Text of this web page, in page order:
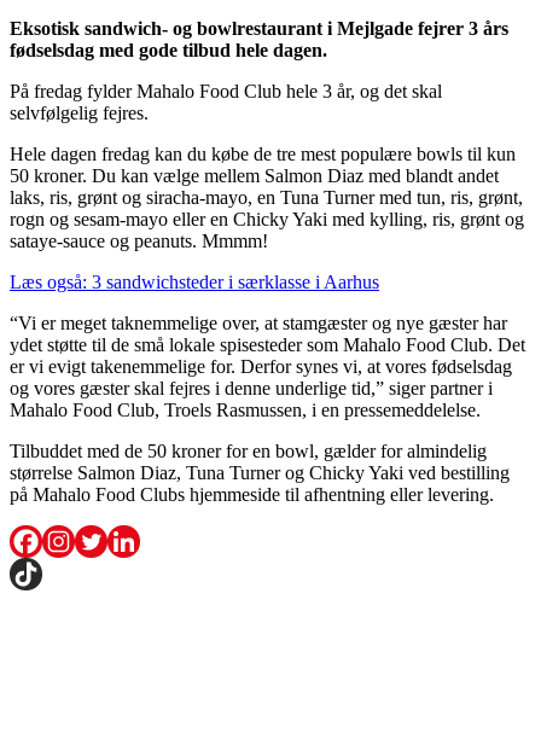
Eksotisk sandwich- og bowlrestaurant i Mejlgade fejrer 3 års
fødselsdag med gode tilbud hele dagen.
På fredag fylder Mahalo Food Club hele 3 år, og det skal
selvfølgelig fejres.
Hele dagen fredag kan du købe de tre mest populære bowls til kun
50 kroner. Du kan vælge mellem Salmon Diaz med blandt andet
laks, ris, grønt og siracha-mayo, en Tuna Turner med tun, ris, grønt,
rogn og sesam-mayo eller en Chicky Yaki med kylling, ris, grønt og
sataye-sauce og peanuts. Mmmm!
Læs også: 3 sandwichsteder i særklasse i Aarhus
“Vi er meget taknemmelige over, at stamgæster og nye gæster har
ydet støtte til de små lokale spisesteder som Mahalo Food Club. Det
er vi evigt takenemmelige for. Derfor synes vi, at vores fødselsdag
og vores gæster skal fejres i denne underlige tid,” siger partner i
Mahalo Food Club, Troels Rasmussen, i en pressemeddelelse.
Tilbuddet med de 50 kroner for en bowl, gælder for almindelig
størrelse Salmon Diaz, Tuna Turner og Chicky Yaki ved bestilling
på Mahalo Food Clubs hjemmeside til afhentning eller levering.